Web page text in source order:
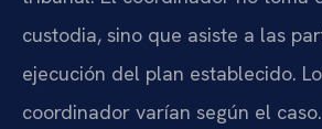
custodia, sino que asiste a las
ejecución del plan establecido.
coordinador varían según el